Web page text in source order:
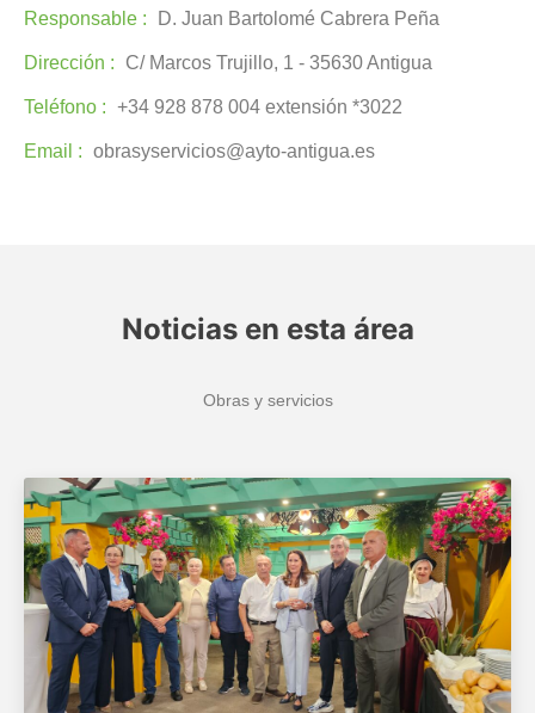
Responsable : D. Juan Bartolomé Cabrera Peña
Dirección : C/ Marcos Trujillo, 1 - 35630 Antigua
Teléfono : +34 928 878 004 extensión *3022
Email : obrasyservicios@ayto-antigua.es
Noticias en esta área
Obras y servicios